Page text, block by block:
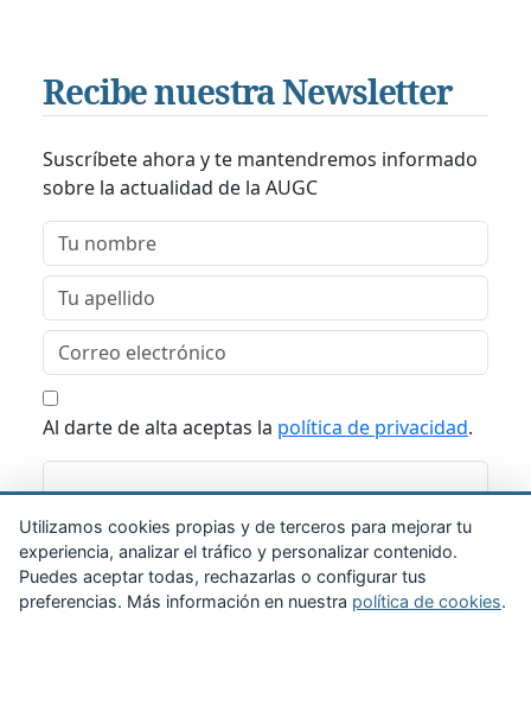
Recibe nuestra Newsletter
Suscríbete ahora y te mantendremos informado
sobre la actualidad de la AUGC
Al darte de alta aceptas la política de privacidad.
Suscribirme
Utilizamos cookies propias y de terceros para mejorar tu
experiencia, analizar el tráfico y personalizar contenido.
Puedes aceptar todas, rechazarlas o configurar tus
preferencias. Más información en nuestra política de cookies.